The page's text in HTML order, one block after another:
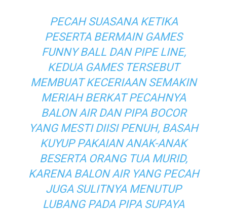
PECAH SUASANA KETIKA
PESERTA BERMAIN GAMES
FUNNY BALLDAN PIPE LINE,
KEDUA GAMES TERSEBUT
MEMBUAT KECERIAAN SEMAKIN
MERIAH BERKAT PECAHNYA
BALON AIR DAN PIPA BOCOR
YANG MESTI DIISI PENUH, BASAH
KUYUP PAKAIAN ANAK-ANAK
BESERTA ORANG TUA MURID,
KARENA BALON AIR YANG PECAH
JUGA SULITNYA MENUTUP
LUBANG PADA PIPA SUPAYA